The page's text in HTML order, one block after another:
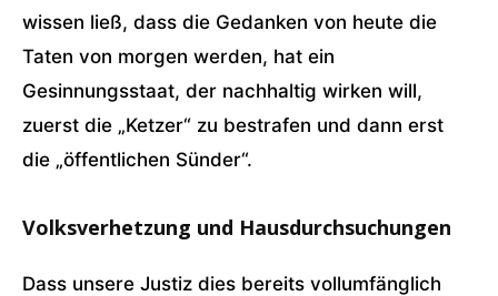
wissen ließ, dass die Gedanken von heute die
Taten von morgen werden, hat ein
Gesinnungsstaat, der nachhaltig wirken will,
zuerst die „Ketzer“ zu bestrafen und dann erst
die „öffentlichen Sünder“.
Volksverhetzung und Hausdurchsuchungen
Dass unsere Justiz dies bereits vollumfänglich